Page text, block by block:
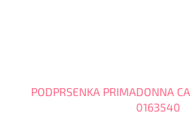
PODPRSENKA PRIMADONNA
0163540